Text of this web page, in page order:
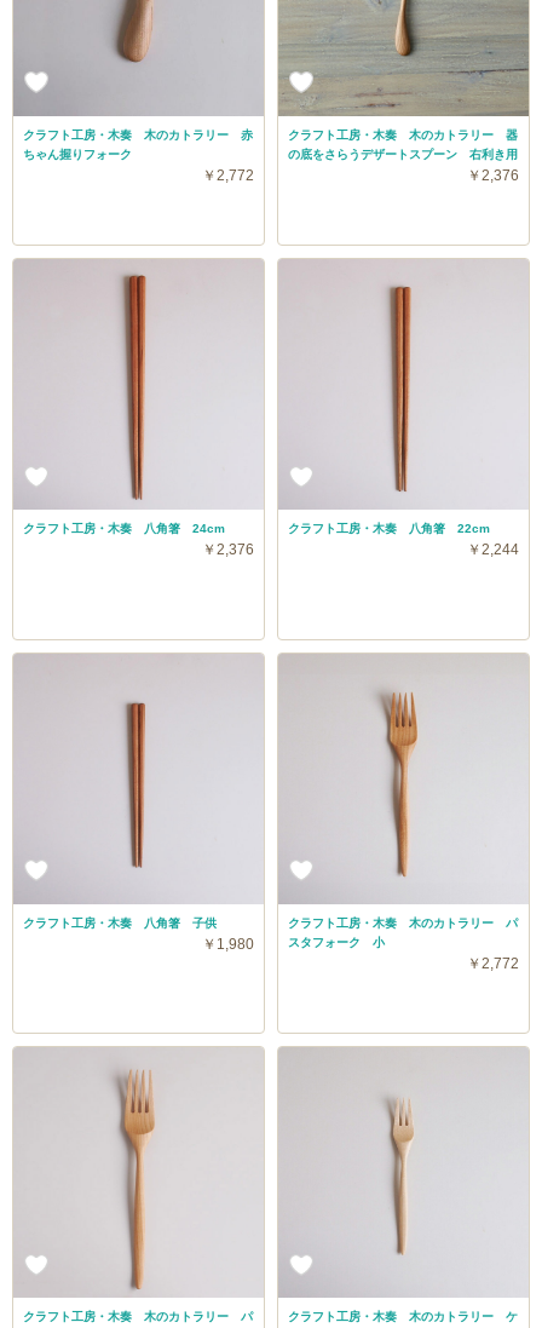
クラフト工房・木奏 木のカトラリー 赤
ちゃん握りフォーク
￥2,772
クラフト工房・木奏 木のカトラリー 器
の底をさらうデザートスプーン 右利き用
￥2,376
クラフト工房・木奏 八角箸 24cm
￥2,376
クラフト工房・木奏 八角箸 22cm
￥2,244
クラフト工房・木奏 八角箸 子供
￥1,980
クラフト工房・木奏 木のカトラリー パ
スタフォーク 小
￥2,772
クラフト工房・木奏 木のカトラリー パ クラフト工房・木奏 木のカトラリー ケ